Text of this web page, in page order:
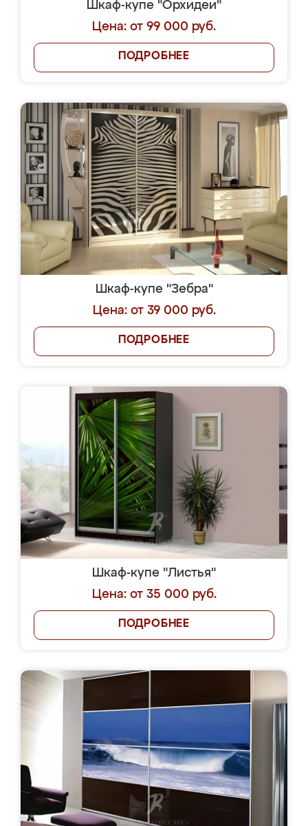
Шкаф-купе "Орхидеи"
Цена: от 99 000 руб.
ПОДРОБНЕЕ
Шкаф-купе "Зебра"
Цена: от 39 000 руб.
ПОДРОБНЕЕ
Шкаф-купе "Листья"
Цена: от 35 000 руб.
ПОДРОБНЕЕ